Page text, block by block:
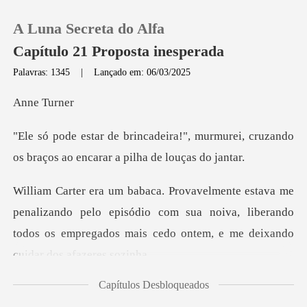
Loja
A Luna Secreta do Alfa
Capítulo 21 Proposta inesperada
Palavras: 1345 |Lançado em: 06/03/2025
Tur
, murmurei, cruzando
os braços ao e
ando pelo episódio com sua noiva, liberando
todos os empregad
u estava morr
Capítulos Desbloqueados